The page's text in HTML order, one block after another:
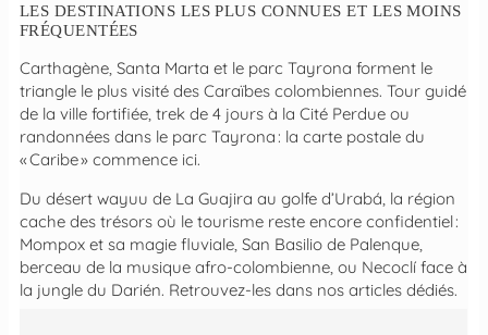
LES DESTINATIONS LES PLUS CONNUES ET LES MOINS
FRÉQUENTÉES
Carthagène, Santa Marta et le parc Tayrona forment le
triangle le plus visité des Caraïbes colombiennes. Tour guidé
de la ville fortifiée, trek de 4 jours à la Cité Perdue ou
randonnées dans le parc Tayrona : la carte postale du
« Caribe » commence ici.
Du désert wayuu de La Guajira au golfe d’Urabá, la région
cache des trésors où le tourisme reste encore confidentiel :
Mompox et sa magie fluviale, San Basilio de Palenque,
berceau de la musique afro-colombienne, ou Necoclí face à
la jungle du Darién. Retrouvez-les dans nos articles dédiés.